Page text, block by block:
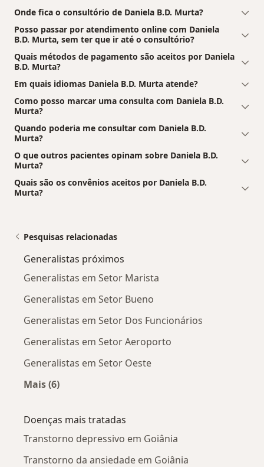
Onde fica o consultório de Daniela B.D. Murta?
Posso passar por atendimento online com Daniela
B.D. Murta, sem ter que ir até o consultório?
Quais métodos de pagamento são aceitos por Daniela
B.D. Murta?
Em quais idiomas Daniela B.D. Murta atende?
Como posso marcar uma consulta com Daniela B.D.
Murta?
Quando poderia me consultar com Daniela B.D.
Murta?
O que outros pacientes opinam sobre Daniela B.D.
Murta?
Quais são os convênios aceitos por Daniela B.D.
Murta?
Pesquisas relacionadas
Generalistas próximos
Generalistas em Setor Marista
Generalistas em Setor Bueno
Generalistas em Setor Dos Funcionários
Generalistas em Setor Aeroporto
Generalistas em Setor Oeste
Mais (6)
Doenças mais tratadas
Transtorno depressivo em Goiânia
Transtorno da ansiedade em Goiânia